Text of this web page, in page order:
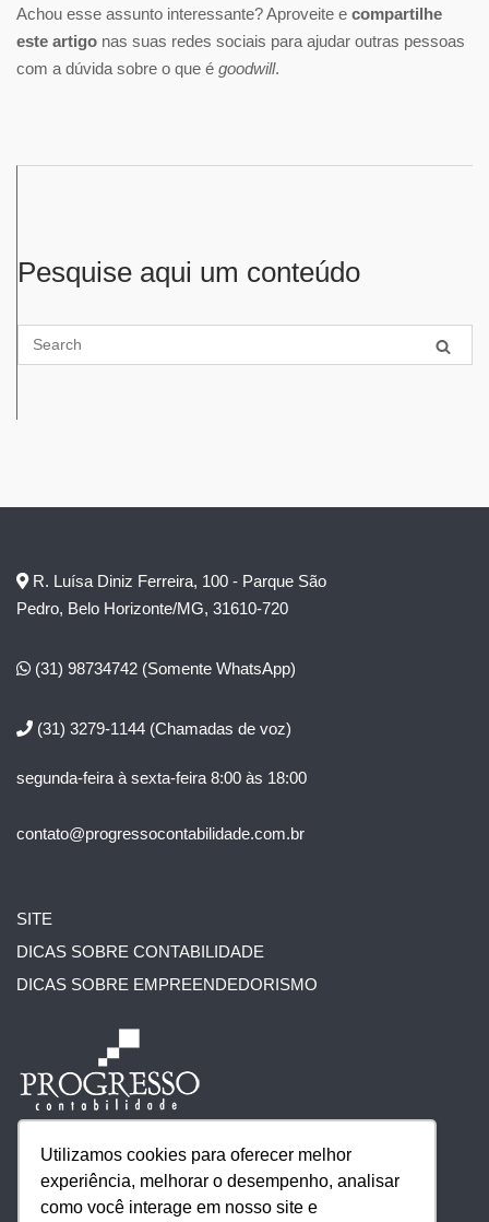
Utilizamos cookies para oferecer melhor
experiência, melhorar o desempenho, analisar
como você interage em nosso site e
Achou esse assunto interessante? Aproveite e compartilhe
este artigo nas suas redes sociais para ajudar outras pessoas
com a dúvida sobre o que é goodwill.
Pesquise aqui um conteúdo
R. Luísa Diniz Ferreira, 100 - Parque São
Pedro, Belo Horizonte/MG, 31610-720
(31) 98734742 (Somente WhatsApp)
(31) 3279-1144 (Chamadas de voz)
segunda-feira à sexta-feira 8:00 às 18:00
contato@progressocontabilidade.com.br
SITE
DICAS SOBRE CONTABILIDADE
DICAS SOBRE EMPREENDEDORISMO